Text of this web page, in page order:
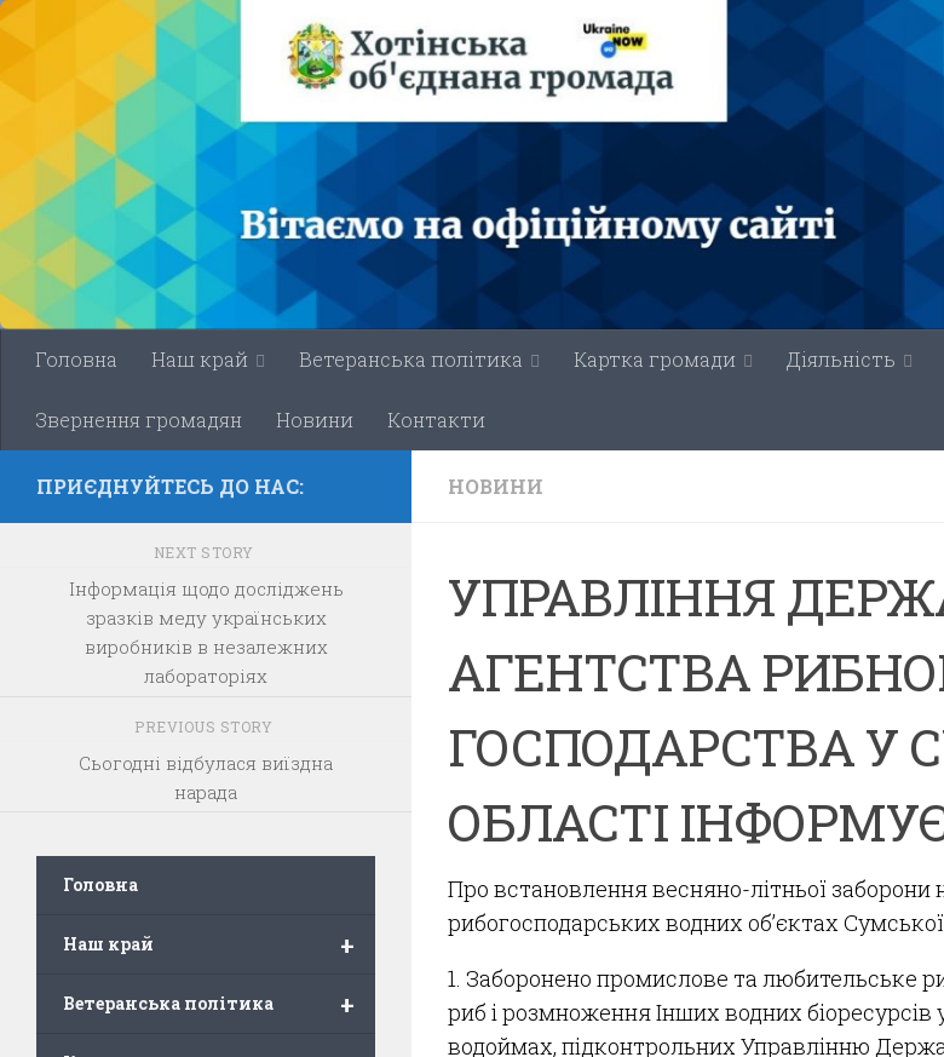
Skip to content
Головна Наш край Ветеранська політика Картка громади Діяльність
Звернення громадян Новини Контакти
НОВИНИ
УПРАВЛІННЯ
АГЕНТСТВА
ГОСПОДАРСТВА У
ОБЛАСТІ
Про встановлення весняно-літньої заборони
рибогосподарських водних об’єктах Сумської
1. Заборонено промислове та любительське
риб і розмноження Інших водних біоресурсів
водоймах, підконтрольних Управлінню
ПРИЄДНУЙТЕСЬ ДО НАС:
NEXT STORY
Інформація щодо досліджень
зразків меду українських
виробників в незалежних
лабораторіях
PREVIOUS STORY
Сьогодні відбулася виїздна
нарада
Головна
+
Наш край
+
Ветеранська політика